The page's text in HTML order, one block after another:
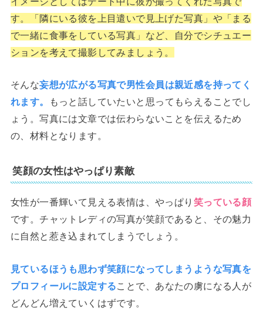
す。「隣にいる彼を上目遣いで見上げた写真」や「まる
で一緒に食事をしている写真」など、自分でシチュエー
ションを考えて撮影してみましょう。
そんな妄想が広がる写真で男性会員は親近感を持ってく
れます。
もっと話していたいと思ってもらえることでし
ょう。写真には文章では伝わらないことを伝えるため
の、材料となります。
笑顔の女性はやっぱり素敵
女性が一番輝いて見える表情は、やっぱり 笑っている顔
です。チャットレディの写真が笑顔であると、その魅力
に自然と惹き込まれてしまうでしょう。
見ているほうも思わず笑顔になってしまうような写真を
プロフィールに設定する ことで、あなたの虜になる人が
どんどん増えていくはずです。